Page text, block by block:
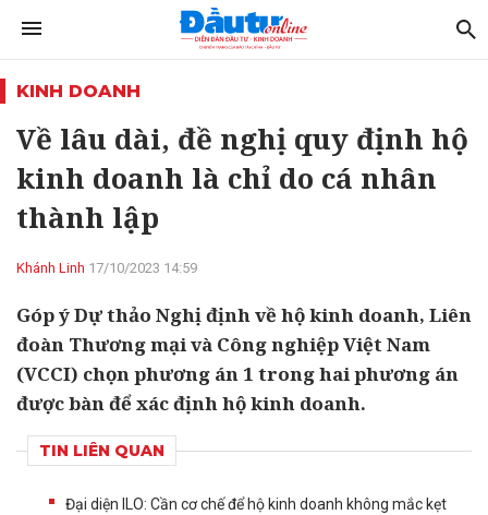
KINH DOANH
Về lâu dài, đề nghị quy định hộ
kinh doanh là chỉ do cá nhân
thành lập
Khánh Linh 17/10/2023 14:59
Góp ý Dự thảo Nghị định về hộ kinh doanh, Liên
đoàn Thương mại và Công nghiệp Việt Nam
(VCCI) chọn phương án 1 trong hai phương án
được bàn để xác định hộ kinh doanh.
TIN LIÊN QUAN
Đại diện ILO: Cần cơ chế để hộ kinh doanh không mắc kẹt